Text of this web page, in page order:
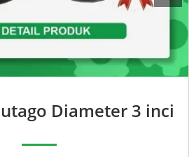
Diameter 3 inci